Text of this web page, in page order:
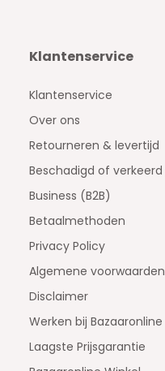
Klantenservice
Klantenservice
Over ons
Retourneren & levertijd
Beschadigd of
Business (B2B)
Betaalmethoden
Privacy Policy
Algemene voorwaarden
Disclaimer
Werken bij Bazaaronline
Laagste Prijsgarantie